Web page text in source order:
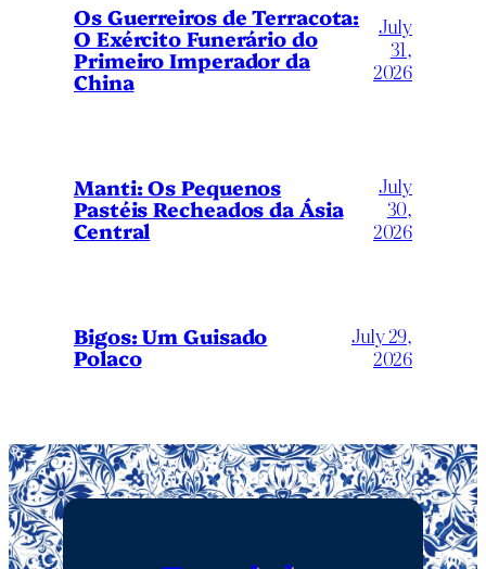
Os Guerreiros de Terracota:
O Exército Funerário do
Primeiro Imperador da
China
July
31,
2026
Manti: Os Pequenos
Pastéis Recheados da Ásia
Central
July
30,
2026
Bigos: Um Guisado
Polaco
July 29,
2026